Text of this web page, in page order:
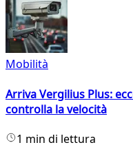
Mobilità
Arriva Vergilius Plus:
controlla la velocità
1 min di lettura